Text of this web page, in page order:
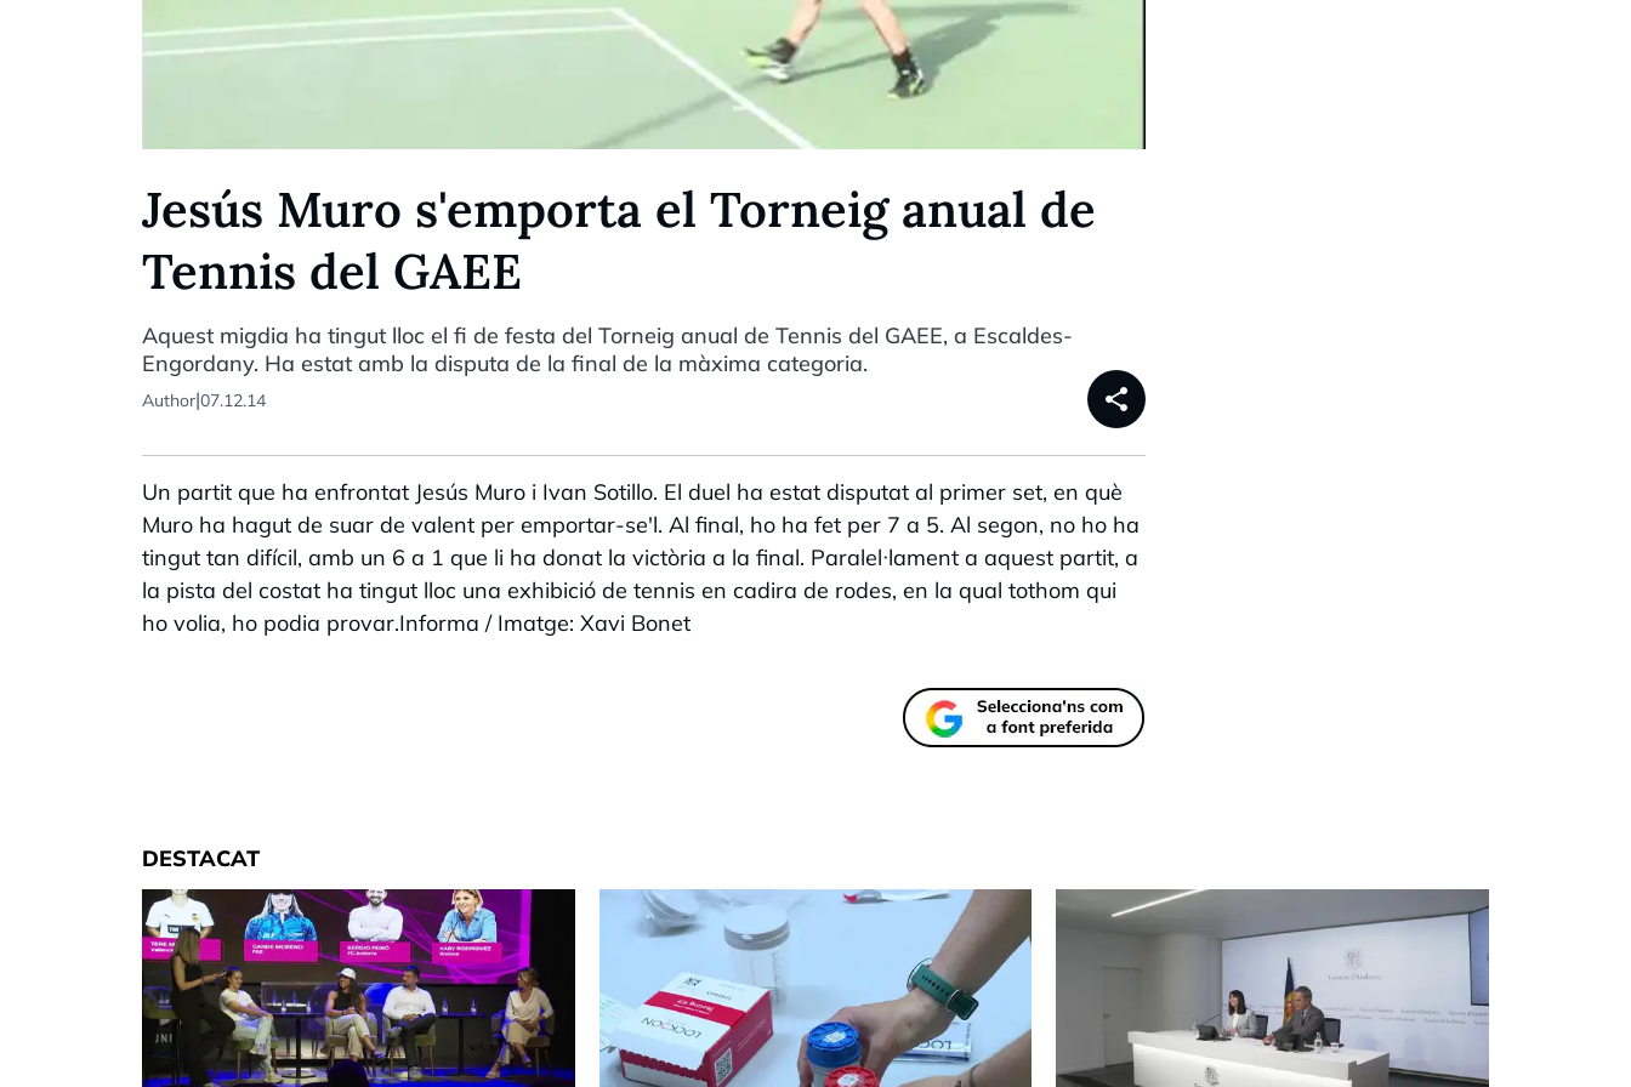
Jesús Muro s'emporta el Torneig anual de
Tennis del GAEE
Aquest migdia ha tingut lloc el fi de festa del Torneig anual de Tennis del GAEE, a Escaldes-
Engordany. Ha estat amb la disputa de la final de la màxima categoria.
Author|07.12.14 share
Un partit que ha enfrontat Jesús Muro i Ivan Sotillo. El duel ha estat disputat al primer set, en què
Muro ha hagut de suar de valent per emportar-se'l. Al final, ho ha fet per 7 a 5. Al segon, no ho ha
tingut tan difícil, amb un 6 a 1 que li ha donat la victòria a la final. Paralel·lament a aquest partit, a
la pista del costat ha tingut lloc una exhibició de tennis en cadira de rodes, en la qual tothom qui
ho volia, ho podia provar.Informa / Imatge: Xavi Bonet
DESTACAT